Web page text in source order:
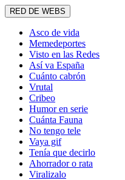
RED DE WEBS
Asco de vida
Memedeportes
Visto en las Redes
Así va España
Cuánto cabrón
Vrutal
Cribeo
Humor en serie
Cuánta Fauna
No tengo tele
Vaya gif
Tenía que decirlo
Ahorrador o rata
Viralizalo